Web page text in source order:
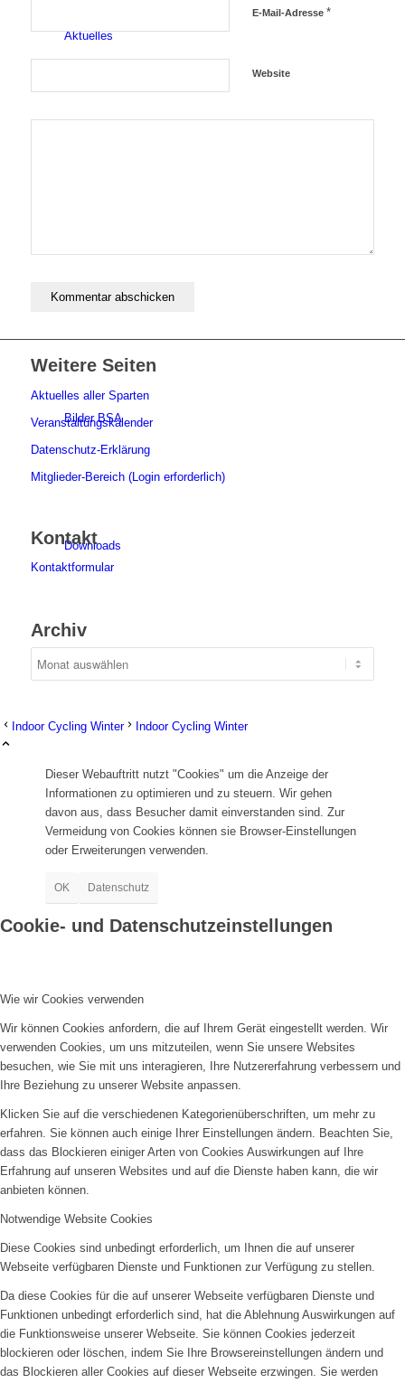
Aktuelles
Berichte
Bilder BSA
Downloads
Mitgliedschaft
Spenden
Vereinsheim mieten
Menü
E-Mail-Adresse *
Website
Weitere Seiten
Aktuelles aller Sparten
Veranstaltungskalender
Datenschutz-Erklärung
Mitglieder-Bereich (Login erforderlich)
Kontakt
Kontaktformular
Archiv
Indoor Cycling Winter Indoor Cycling Winter
Dieser Webauftritt nutzt "Cookies" um die Anzeige der
Informationen zu optimieren und zu steuern. Wir gehen
davon aus, dass Besucher damit einverstanden sind. Zur
Vermeidung von Cookies können sie Browser-Einstellungen
oder Erweiterungen verwenden.
OK Datenschutz
Cookie- und Datenschutzeinstellungen
Wie wir Cookies verwenden
Wir können Cookies anfordern, die auf Ihrem Gerät eingestellt werden. Wir
verwenden Cookies, um uns mitzuteilen, wenn Sie unsere Websites
besuchen, wie Sie mit uns interagieren, Ihre Nutzererfahrung verbessern und
Ihre Beziehung zu unserer Website anpassen.
Klicken Sie auf die verschiedenen Kategorienüberschriften, um mehr zu
erfahren. Sie können auch einige Ihrer Einstellungen ändern. Beachten Sie,
dass das Blockieren einiger Arten von Cookies Auswirkungen auf Ihre
Erfahrung auf unseren Websites und auf die Dienste haben kann, die wir
anbieten können.
Notwendige Website Cookies
Diese Cookies sind unbedingt erforderlich, um Ihnen die auf unserer
Webseite verfügbaren Dienste und Funktionen zur Verfügung zu stellen.
Da diese Cookies für die auf unserer Webseite verfügbaren Dienste und
Funktionen unbedingt erforderlich sind, hat die Ablehnung Auswirkungen auf
die Funktionsweise unserer Webseite. Sie können Cookies jederzeit
blockieren oder löschen, indem Sie Ihre Browsereinstellungen ändern und
das Blockieren aller Cookies auf dieser Webseite erzwingen. Sie werden